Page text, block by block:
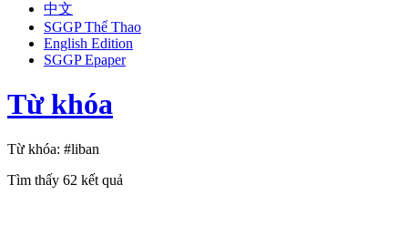
中文
SGGP Thể Thao
English Edition
SGGP Epaper
Từ khóa
Từ khóa: #liban
Tìm thấy 62 kết quả